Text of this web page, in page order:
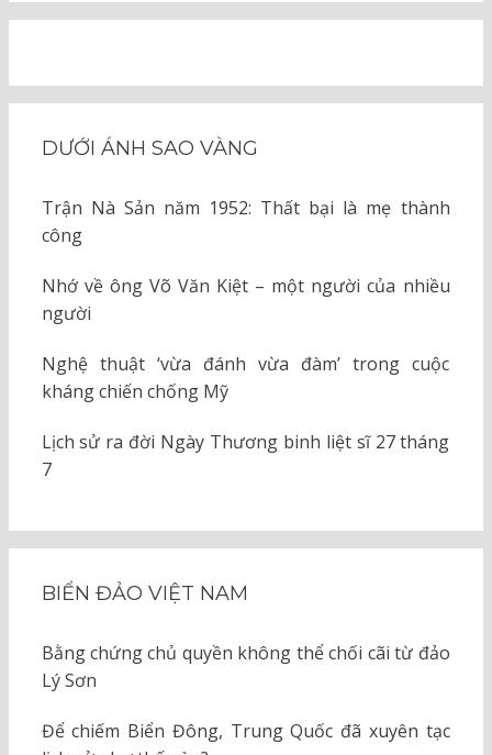
DƯỚI ÁNH SAO VÀNG
Trận Nà Sản năm 1952: Thất bại là mẹ thành
công
Nhớ về ông Võ Văn Kiệt – một người của nhiều
người
Nghệ thuật ‘vừa đánh vừa đàm’ trong cuộc
kháng chiến chống Mỹ
Lịch sử ra đời Ngày Thương binh liệt sĩ 27 tháng
7
BIỂN ĐẢO VIỆT NAM
Bằng chứng chủ quyền không thể chối cãi từ đảo
Lý Sơn
Để chiếm Biển Đông, Trung Quốc đã xuyên tạc